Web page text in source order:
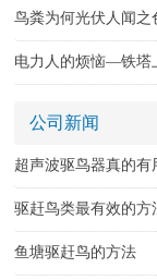
新闻中心
技术中心
关于我们
企业文化
联系我们
鸟粪为何光伏人闻之
电力人的烦恼—铁塔
公司新闻
超声波驱鸟器真的有
驱赶鸟类最有效的方
鱼塘驱赶鸟的方法